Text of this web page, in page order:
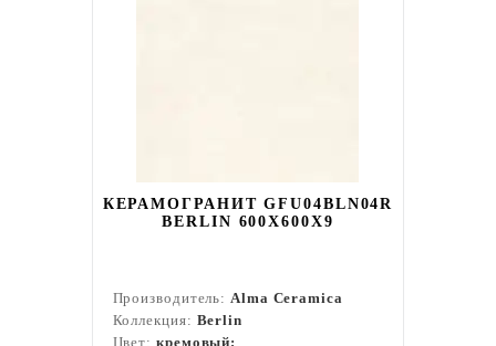
КЕРАМОГРАНИТ GFU04BLN04R
BERLIN 600X600X9
Производитель:Alma Ceramica
Коллекция: Berlin
Цвет: кремовый;